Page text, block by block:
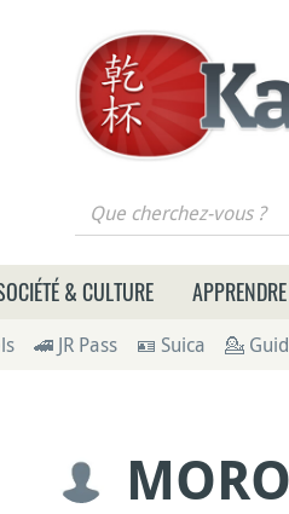
cherchez-vous ?
& CULTURE
🚄 JR Pass 🪪 Suica 💁